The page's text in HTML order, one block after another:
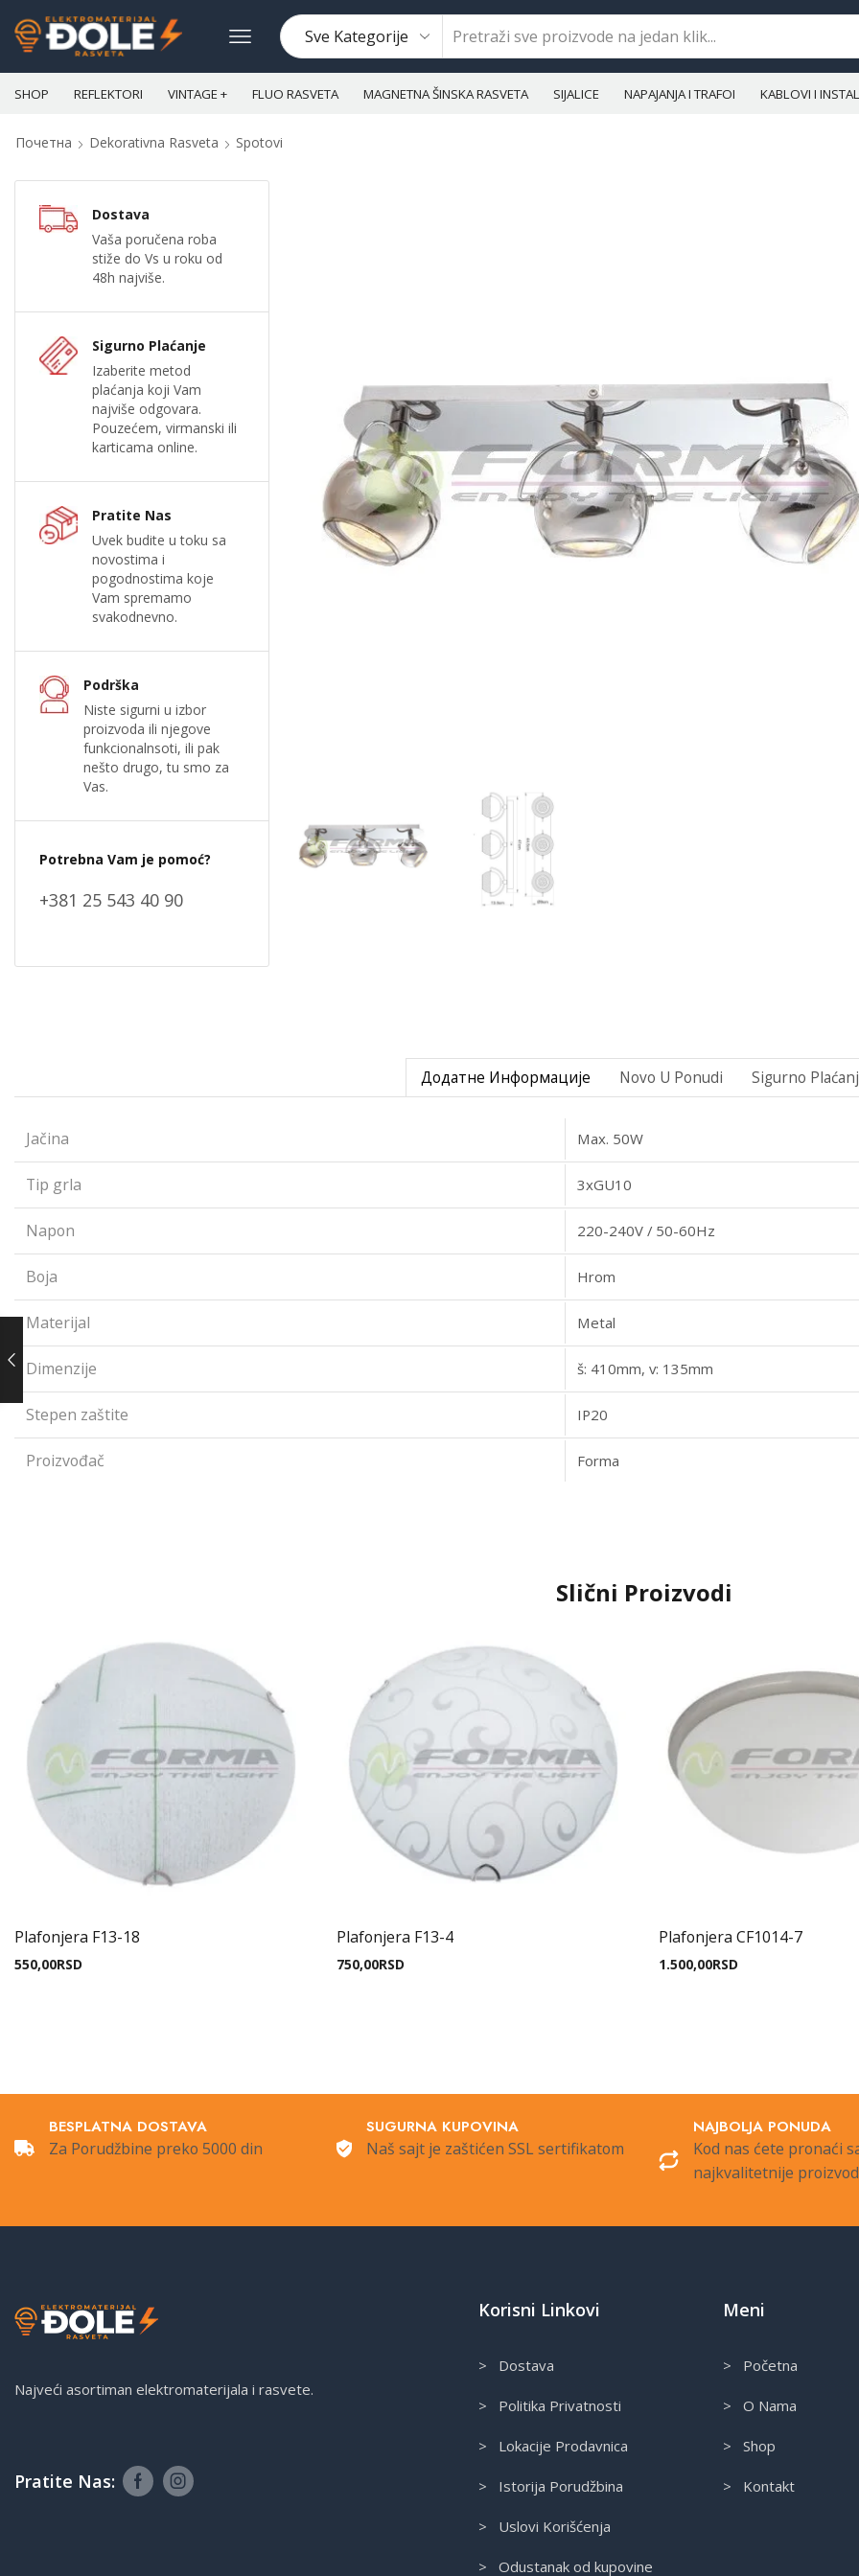
SHOP REFLEKTORI VINTAGE + FLUO RASVETA MAGNETNA ŠINSKA RASVETA SIJALICE NAPAJANJA I TRAFOI KABLOVI I
Почетна Dekorativna Rasveta Spotovi
Dostava
Vaša poručena roba
stiže do Vs u roku od
48h najviše.
Sigurno Plaćanje
Izaberite metod
plaćanja koji Vam
najviše odgovara.
Pouzećem, virmanski ili
karticama online.
Pratite Nas
Uvek budite u toku sa
novostima i
pogodnostima koje
Vam spremamo
svakodnevno.
Podrška
Niste sigurni u izbor
proizvoda ili njegove
funkcionalnsoti, ili pak
nešto drugo, tu smo za
Vas.
Potrebna Vam je pomoć?
+381 25 543 40 90
Додатне Информације Novo U Ponudi Sigurno
Jačina Max. 50W
Tip grla 3xGU10
Napon 220-240V / 50-60Hz
Boja Hrom
Materijal Metal
Dimenzije š: 410mm, v: 135mm
Stepen zaštite IP20
Proizvođač Forma
Slični Proizvodi
Plafonjera F13-18
550,00RSD
Plafonjera F13-4
750,00RSD
Plafonjera CF1014-7
1.500,00RSD
BESPLATNA DOSTAVA
Za Porudžbine preko 5000 din
SUGURNA KUPOVINA
Naš sajt je zaštićen SSL sertifikatom
NAJBOLJA PONUDA
Kod nas ćete pronaći
najkvalitetnije
Najveći asortiman elektromaterijala i rasvete.
Pratite Nas:
Korisni Linkovi
> Dostava
> Politika Privatnosti
> Lokacije Prodavnica
> Istorija Porudžbina
> Uslovi Korišćenja
> Odustanak od kupovine
Meni
> Početna
> O Nama
> Shop
> Kontakt